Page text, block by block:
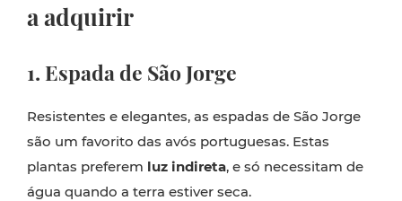
a adquirir
1. Espada de São Jorge
Resistentes e elegantes, as espadas de São Jorge
são um favorito das avós portuguesas. Estas
plantas preferem luz indireta, e só necessitam de
água quando a terra estiver seca.